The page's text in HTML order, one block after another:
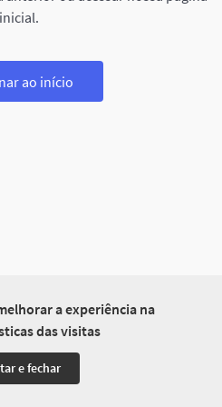
a experiência na
das visitas
e fechar
inicial.
ao início